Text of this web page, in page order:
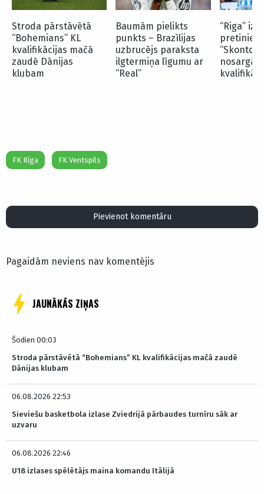
Stroda pārstāvētā
“Bohemians” KL
kvalifikācijas mačā
zaudē Dānijas
klubam
Baumām pielikts
punkts – Brazīlijas
uzbrucējs paraksta
ilgtermiņa līgumu ar
“Real”
“Riga”
“Skonto”
nosargā
FK Rīga FK Ventspils
Pievienot komentāru
Pagaidām neviens nav komentējis
JAUNĀKĀS ZIŅAS
Šodien 00:03
Stroda pārstāvētā “Bohemians” KL kvalifikācijas mačā zaudē
Dānijas klubam
06.08.2026 22:53
Sieviešu basketbola izlase Zviedrijā pārbaudes turnīru sāk ar
uzvaru
06.08.2026 22:46
U18 izlases spēlētājs maina komandu Itālijā